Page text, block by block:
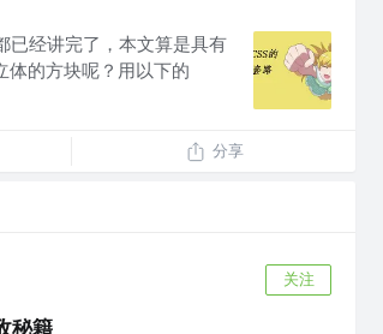
已经讲完了，本文算是具有
的方块呢？用以下的
分享
关注
秘籍